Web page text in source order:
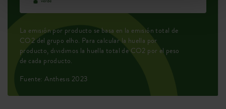
La emisión por producto se basa en la emisión total de
CO2 del grupo elho. Para calcular la huella por
producto, dividimos la huella total de CO2 por el peso
de cada producto.
Fuente: Anthesis 2023